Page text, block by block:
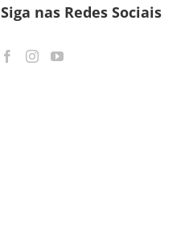
Siga nas Redes Sociais